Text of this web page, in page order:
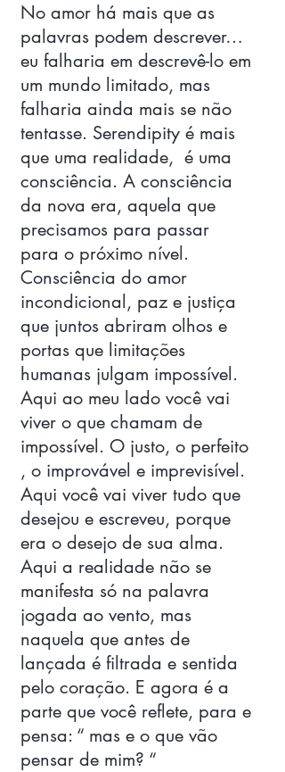
No amor há mais que as
palavras podem descrever…
eu falharia em descrevê-lo em
um mundo limitado, mas
falharia ainda mais se não
tentasse. Serendipity é mais
que uma realidade,  é uma
consciência. A consciência
da nova era, aquela que
precisamos para passar
para o próximo nível.
Consciência do amor
incondicional, paz e justiça
que juntos abriram olhos e
portas que limitações
humanas julgam impossível.
Aqui ao meu lado você vai
viver o que chamam de
impossível. O justo, o perfeito
, o improvável e imprevisível.
Aqui você vai viver tudo que
desejou e escreveu, porque
era o desejo de sua alma.
Aqui a realidade não se
manifesta só na palavra
jogada ao vento, mas
naquela que antes de
lançada é filtrada e sentida
pelo coração. E agora é a
parte que você reflete, para e
pensa: “ mas e o que vão
pensar de mim? “